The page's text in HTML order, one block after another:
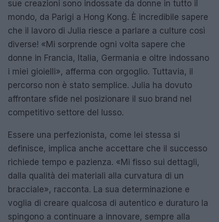
sue creazioni sono indossate da donne in tutto il
mondo, da Parigi a Hong Kong. È incredibile sapere
che il lavoro di Julia riesce a parlare a culture così
diverse! «Mi sorprende ogni volta sapere che
donne in Francia, Italia, Germania e oltre indossano
i miei gioielli», afferma con orgoglio. Tuttavia, il
percorso non è stato semplice. Julia ha dovuto
affrontare sfide nel posizionare il suo brand nel
competitivo settore del lusso.
Essere una perfezionista, come lei stessa si
definisce, implica anche accettare che il successo
richiede tempo e pazienza. «Mi fisso sui dettagli,
dalla qualità dei materiali alla curvatura di un
bracciale», racconta. La sua determinazione e
voglia di creare qualcosa di autentico e duraturo la
spingono a continuare a innovare, sempre alla